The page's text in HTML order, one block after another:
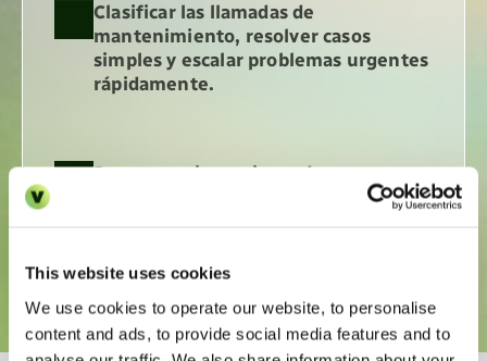
This website uses cookies
We use cookies to operate our website, to personalise
content and ads, to provide social media features and to
Clasificar las llamadas de
mantenimiento, resolver casos
simples y escalar problemas urgentes
rápidamente.
Resume y sincroniza cada
conversación para que tu CRM esté